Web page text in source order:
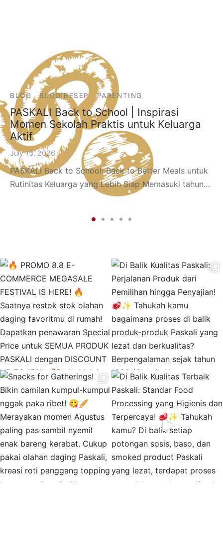
BLOG BLOG|RESEP PARENTING
PASKALI Back to School | Inspirasi
Momen Sekolah Praktis untuk Keluarga
Aktif
July 13, 2026
PASKALI Back to School: Back to Better Meals untuk
Rutinitas Keluarga yang Lebih Siap Memasuki tahun…